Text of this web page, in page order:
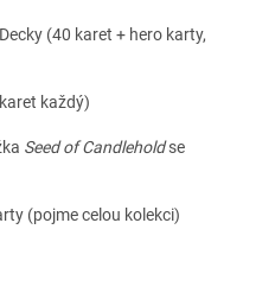
(40 karet + hero karty,
každý)
Seed of Candleholdse
(pojme celou kolekci)